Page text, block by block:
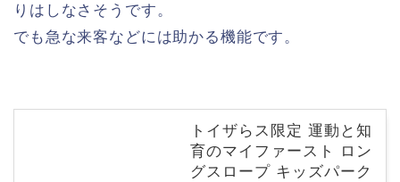
りはしなさそうです。
でも急な来客などには助かる機能です。
トイザらス限定 運動と知
育のマイファースト ロン
グスロープ キッズパーク